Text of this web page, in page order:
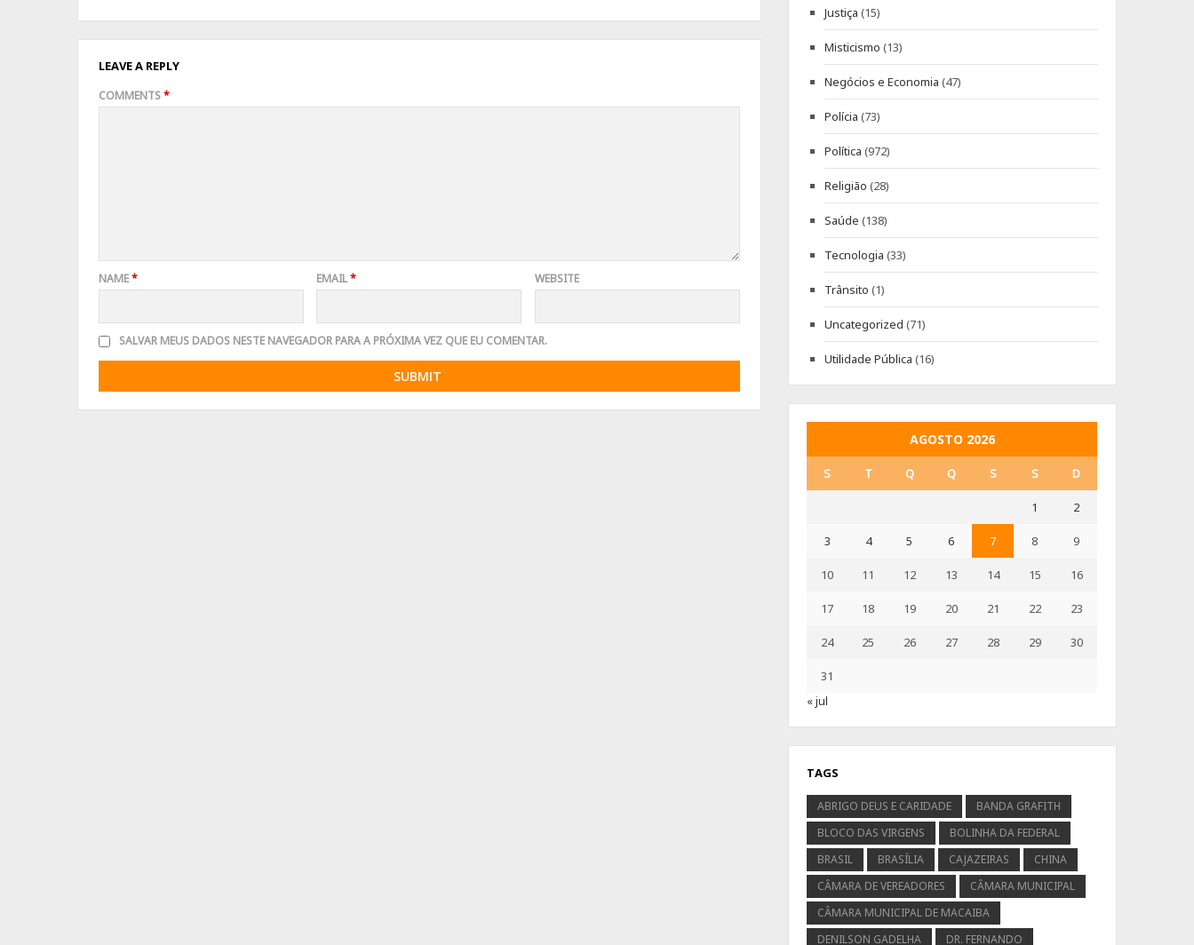
LEAVE A REPLY
COMMENTS*
NAME* EMAIL* WEBSITE
SALVAR MEUS DADOS NESTE NAVEGADOR PARA A PRÓXIMA VEZ QUE EU COMENTAR.
Justiça (15)
Misticismo (13)
Negócios e Economia (47)
Polícia (73)
Política (972)
Religião (28)
Saúde (138)
Tecnologia (33)
Trânsito (1)
Uncategorized (71)
Utilidade Pública (16)
AGOSTO 2026
S T Q Q S S D
1 2
3 4 5 6 7 8 9
10 11 12 13 14 15 16
17 18 19 20 21 22 23
24 25 26 27 28 29 30
31
« jul
TAGS
ABRIGO DEUS E CARIDADE
BANDA GRAFITH
BLOCO DAS VIRGENS
BOLINHA DA FEDERAL
BRASIL
BRASÍLIA CAJAZEIRAS
CHINA
CÂMARA DE VEREADORES
CÂMARA MUNICIPAL
CÂMARA MUNICIPAL DE MACAIBA
DENILSON GADELHA
DR. FERNANDO